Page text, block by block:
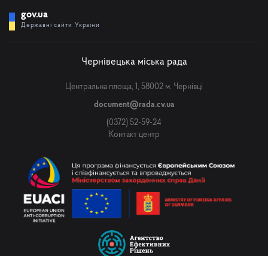
gov.ua
Державні сайти України
Чернівецька міська рада
Центральна площа, 1, 58002 м. Чернівці
document@rada.cv.ua
(0372) 52-59-24
Контакт центр